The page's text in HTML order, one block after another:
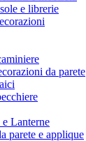
e librerie
da parete
Lanterne
parete e applique